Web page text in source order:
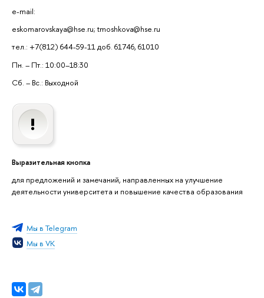
e-mail:
eskomarovskaya@hse.ru; tmoshkova@hse.ru
тел.: +7(812) 644-59-11 доб. 61746, 61010
Пн. – Пт.: 10:00–18:30
Сб. – Вс.: Выходной
Выразительная кнопка
для предложений и замечаний, направленных на улучшение
деятельности университета и повышение качества образования
Мы в Telegram
Мы в VK